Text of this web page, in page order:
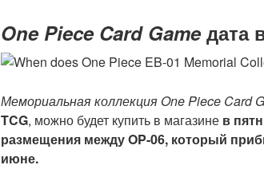
One Piece Card Gameдата
Мемориальная коллекция One Piece Card
TCG, можно будет купить в магазине в
размещения между OP-06, который
июне.